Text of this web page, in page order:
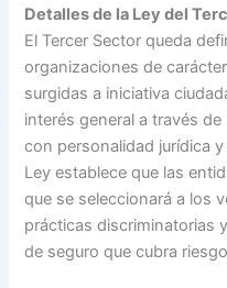
Detalles de la Ley del
El Tercer Sector queda
organizaciones de
surgidas a iniciativa
interés general a través
con personalidad jurídica
Ley establece que las
que se seleccionará a los
prácticas discriminatorias
de seguro que cubra